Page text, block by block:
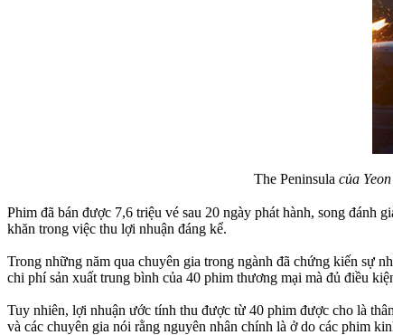
The Peninsula của
Phim đã bán được 7,6 triệu vé sau 20 ngày phát hành, song đánh
khăn trong việc thu lợi nhuận đáng kể.
Trong những năm qua chuyên gia trong ngành đã chứng kiến sự
chi phí sản xuất trung bình của 40 phim thương mại mà đủ điều
Tuy nhiên, lợi nhuận ước tính thu được từ 40 phim được cho là
và các chuyên gia nói rằng nguyên nhân chính là ở do các phim